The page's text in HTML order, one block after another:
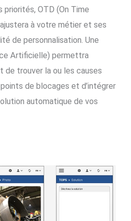
OTD (On Time
à votre métier et ses
de personnalisation. Une
Artificielle) permettra
de trouver la ou les causes
de blocages et d’intégrer
automatique de vos